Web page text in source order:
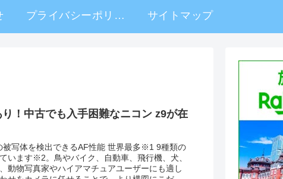
プライバシーポリシ サイトマップ
！中古でも入手困難なニコン z9が在
写体を検出できるAF性能 世界最多※1 9種類の
います※2。鳥やバイク、自動車、飛行機、犬、
動物写真家やハイアマチュアユーザーにも適し